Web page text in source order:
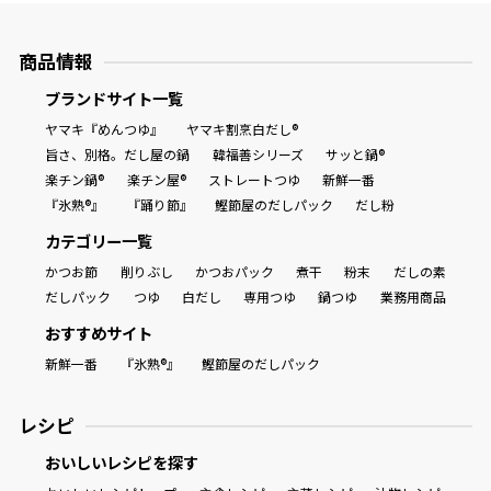
商品情報
ブランドサイト一覧
ヤマキ『めんつゆ』
ヤマキ割烹白だし®
旨さ、別格。だし屋の鍋
韓福善シリーズ
サッと鍋®
楽チン鍋®
楽チン屋® ストレートつゆ
新鮮一番
『氷熟®』
『踊り節』 鰹節屋のだしパック だし粉
カテゴリー一覧
かつお節 削りぶし かつおパック 煮干 粉末
だしの素
だしパック
つゆ 白だし 専用つゆ 鍋つゆ 業務用商品
おすすめサイト
新鮮一番 『氷熟®』 鰹節屋のだしパック
レシピ
おいしいレシピを探す